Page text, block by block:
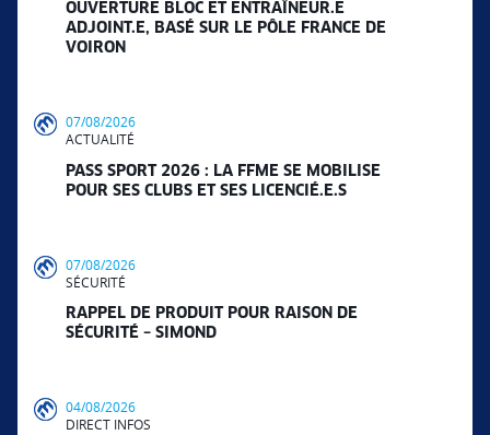
OUVERTURE BLOC ET ENTRAÎNEUR.E
ADJOINT.E, BASÉ SUR LE PÔLE FRANCE DE
VOIRON
07/08/2026
ACTUALITÉ
PASS SPORT 2026 : LA FFME SE MOBILISE
POUR SES CLUBS ET SES LICENCIÉ.E.S
07/08/2026
SÉCURITÉ
RAPPEL DE PRODUIT POUR RAISON DE
SÉCURITÉ – SIMOND
04/08/2026
DIRECT INFOS